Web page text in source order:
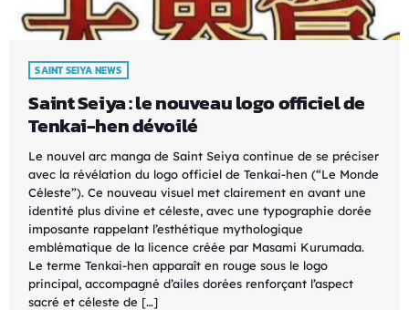
SAINT SEIYA NEWS
Saint Seiya : le nouveau logo officiel de
Tenkai-hen dévoilé
Le nouvel arc manga de Saint Seiya continue de se préciser
avec la révélation du logo officiel de Tenkai-hen (“Le Monde
Céleste”). Ce nouveau visuel met clairement en avant une
identité plus divine et céleste, avec une typographie dorée
imposante rappelant l’esthétique mythologique
emblématique de la licence créée par Masami Kurumada.
Le terme Tenkai-hen apparaît en rouge sous le logo
principal, accompagné d’ailes dorées renforçant l’aspect
sacré et céleste de […]